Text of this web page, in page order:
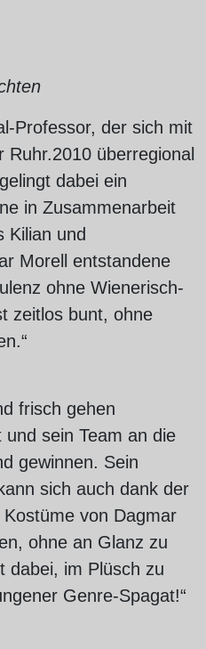
Professor, der sich mit
überregional
dabei ein
in Zusammenarbeit
Kilian und
Morell entstandene
ohne Wienerisch-
zeitlos bunt, ohne
frisch gehen
sein Team an die
gewinnen. Sein
sich auch dank der
von Dagmar
ohne an Glanz zu
dabei, im Plüsch zu
Genre-Spagat!“